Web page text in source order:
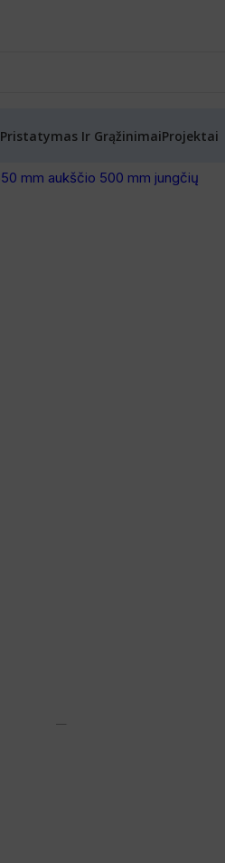
Pristatymas Ir GrąžinimaiProjektai